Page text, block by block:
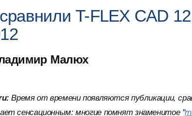
T-FLEX CAD
Малюх
Время от времени появляются публикации,
сенсационным: многие помнят знаменитое "